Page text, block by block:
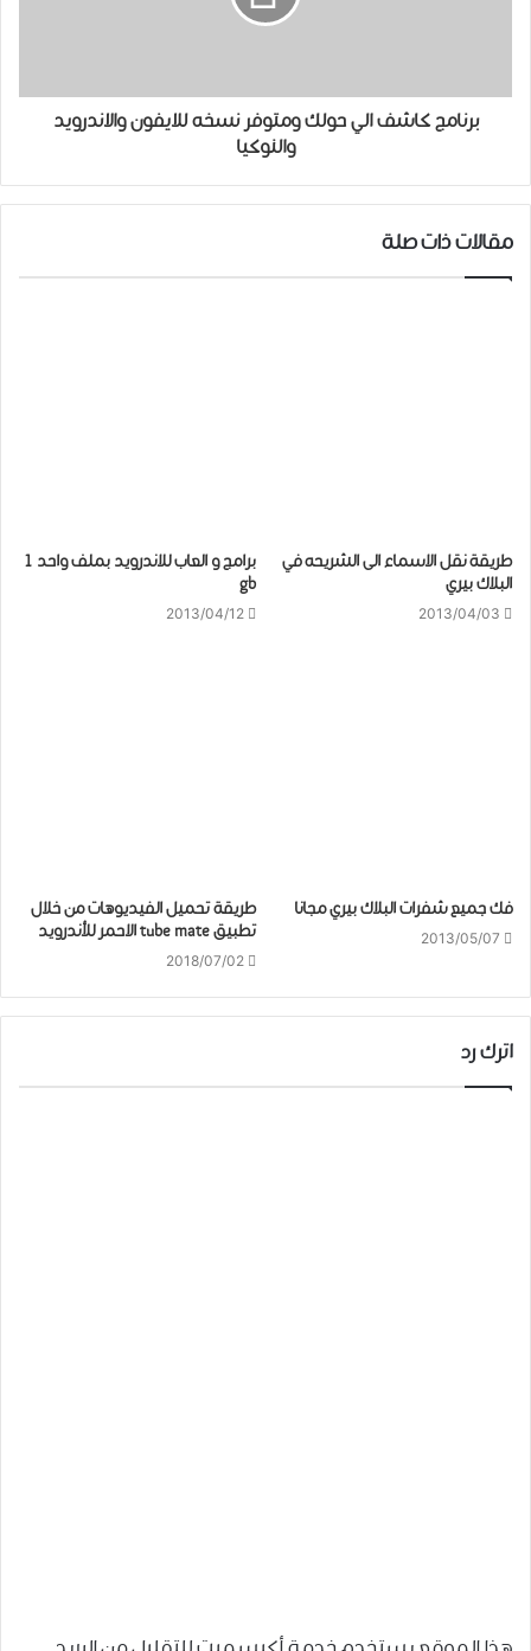
برنامج كاشف الي حولك ومتوفر نسخه للايفون والاندرويد
والنوكيا
مقالات ذات صلة
طريقة نقل الاسماء الى الشريحه في
البلاك بيري
2013/04/03
برامج و العاب للاندرويد بملف واحد 1
gb
2013/04/12
فك جميع شفرات البلاك بيري مجانا
2013/05/07
طريقة تحميل الفيديوهات من خلال
تطبيق tube mate الاحمر للأندرويد
2018/07/02
اترك رد